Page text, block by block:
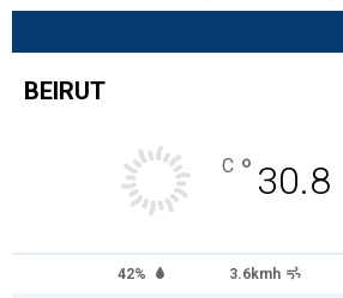
BEIRUT
30.8
°
C
42% 3.6kmh